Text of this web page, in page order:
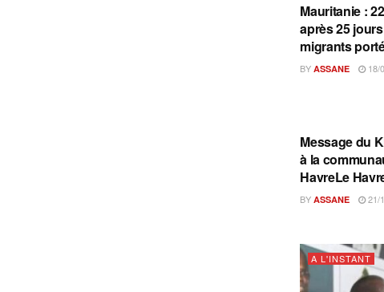
Mauritanie :
après 25
migrants
BY ASSANE 18/
A L'INSTANT
Message du
à la
HavreLe
BY ASSANE 21/
A L'INSTANT